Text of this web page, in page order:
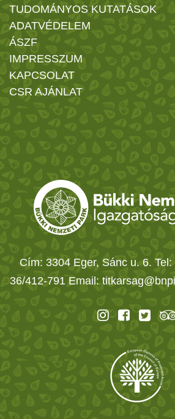
TUDOMÁNYOS KUTATÁSOK
ADATVÉDELEM
ÁSZF
IMPRESSZUM
KAPCSOLAT
CSR AJÁNLAT
Cím: 3304 Eger, Sánc u. 6.
36/412-791 Email: